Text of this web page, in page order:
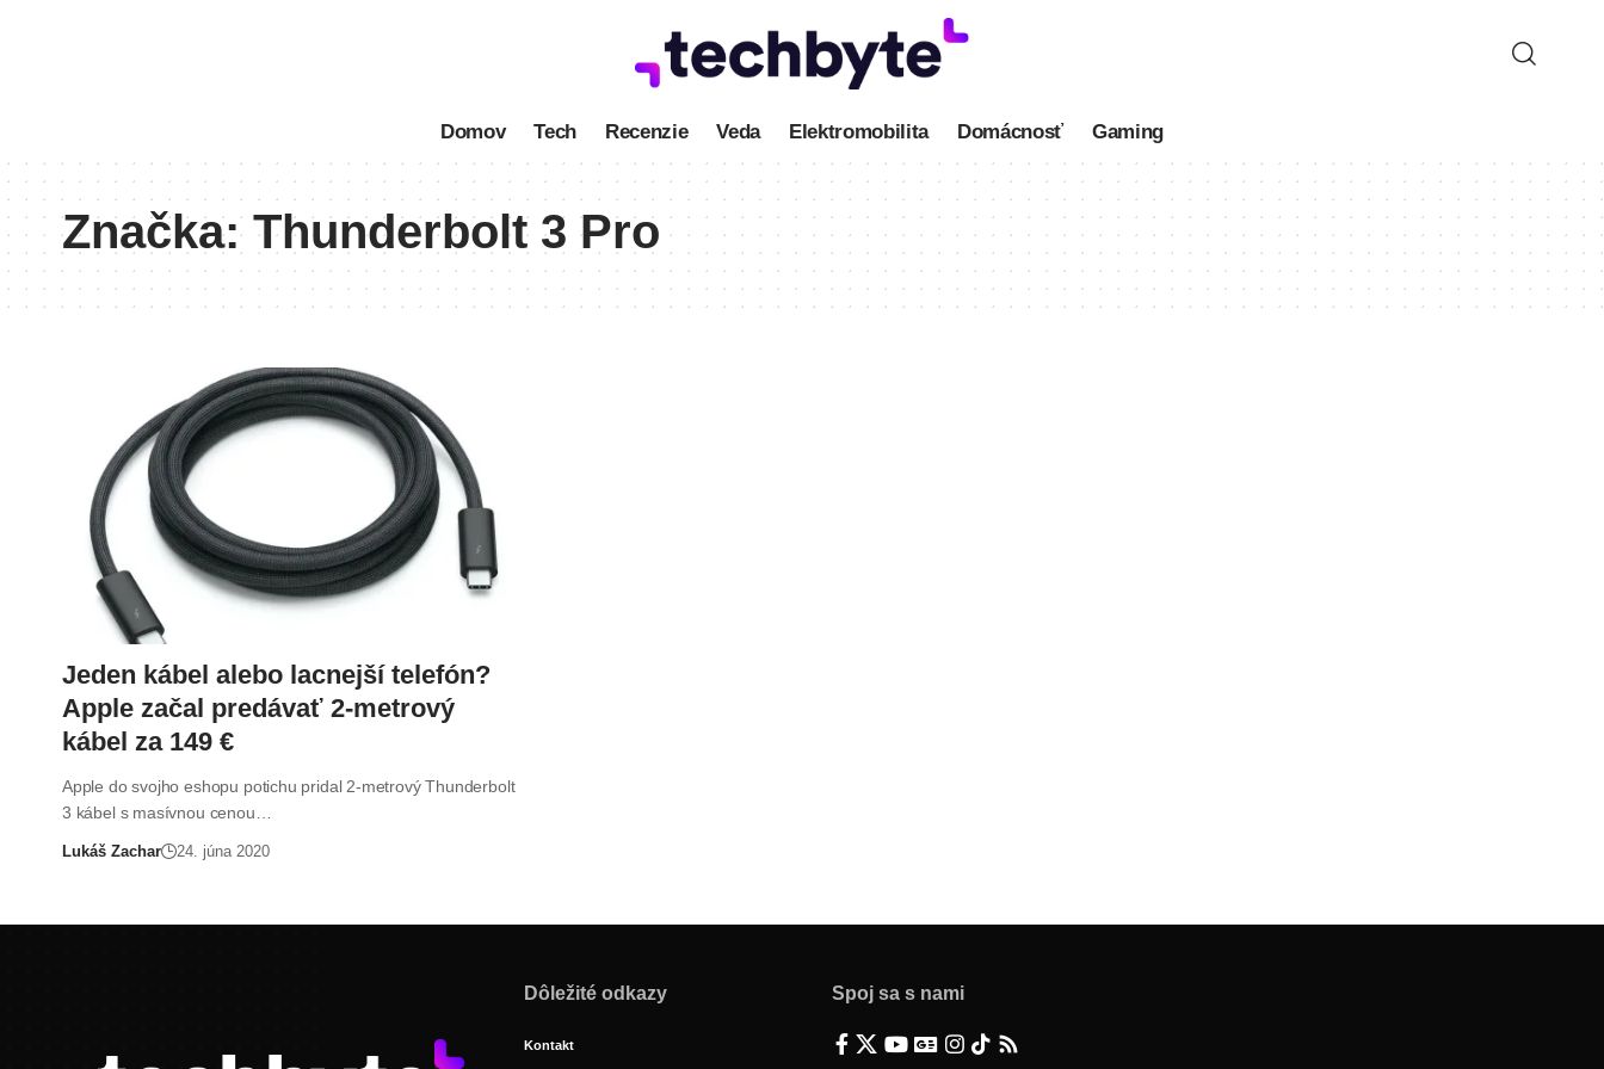
Domov Tech Recenzie Veda Elektromobilita Domácnosť Gaming
Značka: Thunderbolt 3 Pro
Jeden kábel alebo lacnejší telefón?
Apple začal predávať 2-metrový
kábel za 149 €
Apple do svojho eshopu potichu pridal 2-metrový Thunderbolt
3 kábel s masívnou cenou…
Lukáš Zachar 24. júna 2020
Dôležité odkazy
Kontakt
Spoj sa s nami